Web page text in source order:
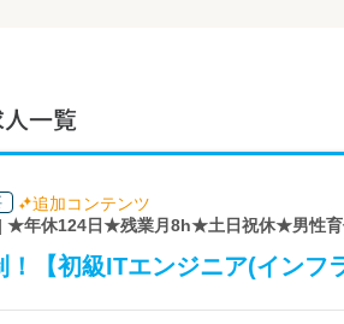
一覧
追加コンテンツ
| ★年休124日★残業月8h★土日祝休★男性
！【初級ITエンジニア(インフ